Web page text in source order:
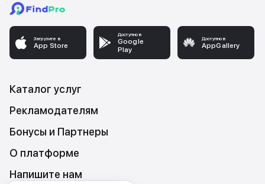
Загрузите в
App Store
Доступно в
Google
Play
Доступно в
AppGallery
Каталог услуг
Рекламодателям
Бонусы и Партнеры
О платформе
Напишите нам